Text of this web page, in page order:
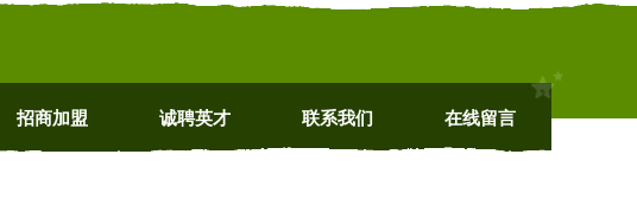
招商加盟 诚聘英才 联系我们 在线留言